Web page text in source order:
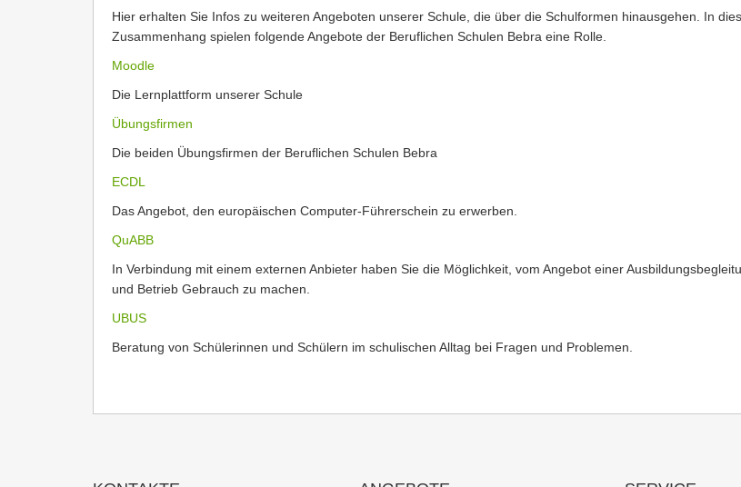
Hier erhalten Sie Infos zu weiteren Angeboten unserer Schule, die über die Schulformen hinausgehen. In
Zusammenhang spielen folgende Angebote der Beruflichen Schulen Bebra eine Rolle.
Moodle
Die Lernplattform unserer Schule
Übungsfirmen
Die beiden Übungsfirmen der Beruflichen Schulen Bebra
ECDL
Das Angebot, den europäischen Computer-Führerschein zu erwerben.
QuABB
In Verbindung mit einem externen Anbieter haben Sie die Möglichkeit, vom Angebot einer
und Betrieb Gebrauch zu machen.
UBUS
Beratung von Schülerinnen und Schülern im schulischen Alltag bei Fragen und Problemen.